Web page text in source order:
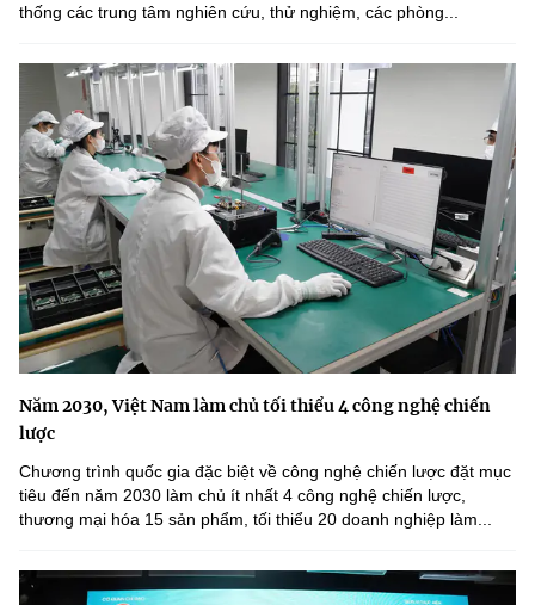
thống các trung tâm nghiên cứu, thử nghiệm, các phòng...
Năm 2030, Việt Nam làm chủ tối thiểu 4 công nghệ chiến
lược
Chương trình quốc gia đặc biệt về công nghệ chiến lược đặt mục
tiêu đến năm 2030 làm chủ ít nhất 4 công nghệ chiến lược,
thương mại hóa 15 sản phẩm, tối thiểu 20 doanh nghiệp làm...